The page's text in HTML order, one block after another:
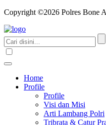
Copyright ©2026 Polres Bone
Home
Profile
Profile
Visi dan Misi
Arti Lambang Polri
Tribrata & Catur